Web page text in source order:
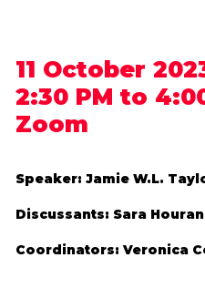
11 October
2:30 PM to
Zoom
Speaker: Jamie W.L.
Discussants: Sara
Coordinators: Veronica